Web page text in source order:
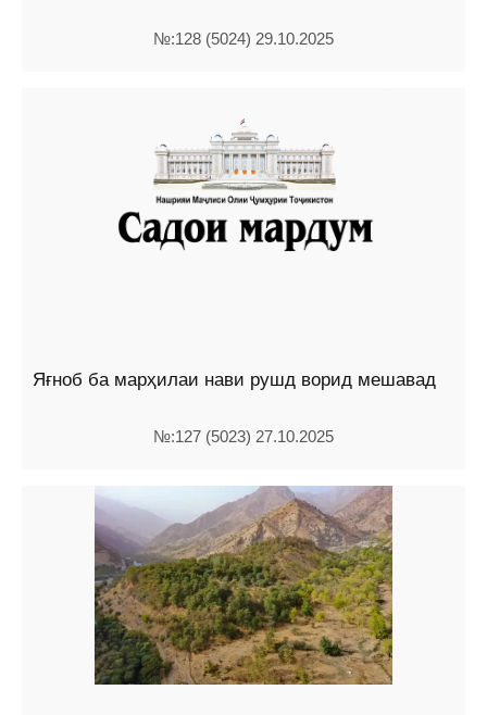
№:128 (5024) 29.10.2025
Яғноб ба марҳилаи нави рушд ворид мешавад
№:127 (5023) 27.10.2025